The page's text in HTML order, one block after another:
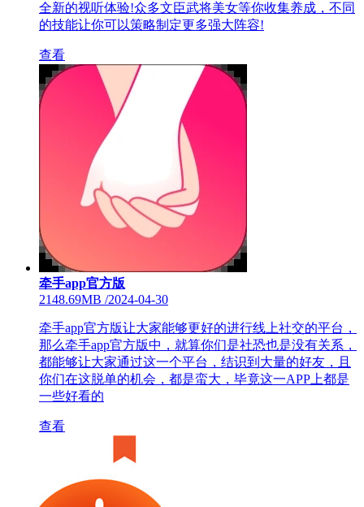
全新的视听体验!众多文臣武将美女等你收集养成，不同
的技能让你可以策略制定更多强大阵容!
查看
牵手app官方版
2148.69MB /2024-04-30
牵手app官方版让大家能够更好的进行线上社交的平台，
那么牵手app官方版中，就算你们是社恐也是没有关系，
都能够让大家通过这一个平台，结识到大量的好友，且
你们在这脱单的机会，都是蛮大，毕竟这一APP上都是
一些好看的
查看